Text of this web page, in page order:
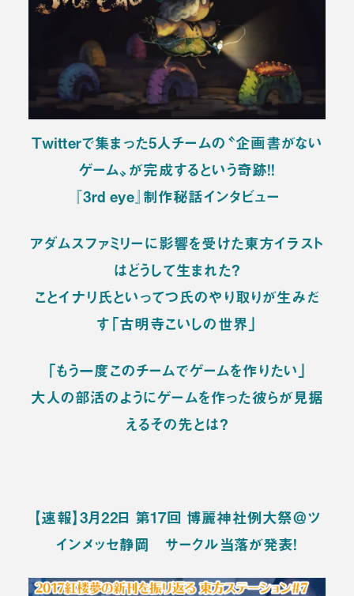
Twitterで集まった5人チームの〝企画書がない
ゲーム〟が完成するという奇跡！！
『3rd eye』制作秘話インタビュー
アダムスファミリーに影響を受けた東方イラスト
はどうして生まれた？
ことイナリ氏といってつ氏のやり取りが生みだ
す「古明寺こいしの世界」
「もう一度このチームでゲームを作りたい」
大人の部活のようにゲームを作った彼らが見据
えるその先とは？
【速報】3月22日 第17回 博麗神社例大祭＠ツ
インメッセ静岡 サークル当落が発表！